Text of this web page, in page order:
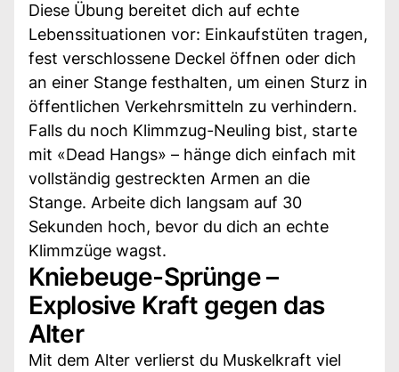
Diese Übung bereitet dich auf echte
Lebenssituationen vor: Einkaufstüten tragen,
fest verschlossene Deckel öffnen oder dich
an einer Stange festhalten, um einen Sturz in
öffentlichen Verkehrsmitteln zu verhindern.
Falls du noch Klimmzug-Neuling bist, starte
mit «Dead Hangs» – hänge dich einfach mit
vollständig gestreckten Armen an die
Stange. Arbeite dich langsam auf 30
Sekunden hoch, bevor du dich an echte
Klimmzüge wagst.
Kniebeuge-Sprünge –
Explosive Kraft gegen das
Alter
Mit dem Alter verlierst du Muskelkraft viel